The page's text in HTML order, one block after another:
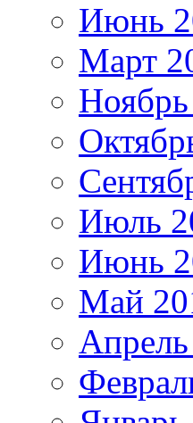
Июнь
Март
Июль
Июнь
Май